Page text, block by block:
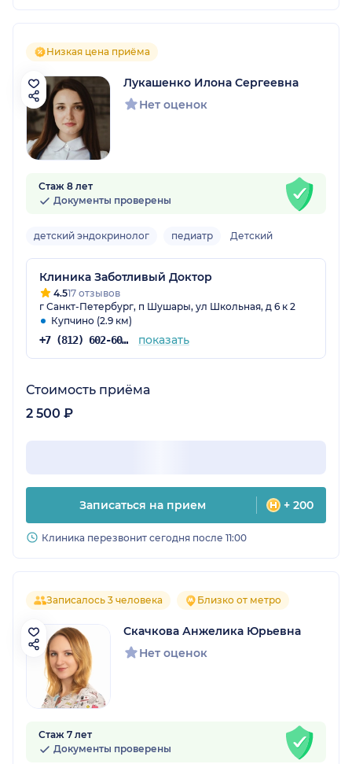
Низкая цена приёма
Лукашенко Илона Сергеевна
Нет оценок
Стаж 8 лет
Документы проверены
детский эндокринолог педиатр Детский
Клиника Заботливый Доктор
4.517 отзывов
г Санкт-Петербург, п Шушары, ул Школьная, д 6 к 2
Купчино (2.9 км)
+7 (812) 602-60-42 показать
Стоимость приёма
2 500 ₽
Записаться на прием + 200
Клиника перезвонит сегодня после 11:00
Записалось 3 человека Близко от метро
Скачкова Анжелика Юрьевна
Нет оценок
Стаж 7 лет
Документы проверены